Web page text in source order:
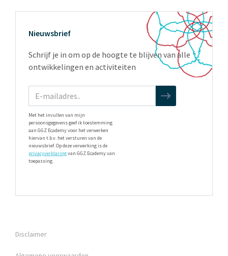
Nieuwsbrief
Schrijf je in om op de hoogte te blijven van alle
ontwikkelingen en activiteiten
Met het invullen van mijn
persoonsgegevens geef ik toestemming
aan GGZ Ecademy voor het verwerken
hiervan t.b.v. het versturen van de
nieuwsbrief. Op deze verwerking is de
privacyverklaringvan GGZ Ecademy van
toepassing.
Disclaimer